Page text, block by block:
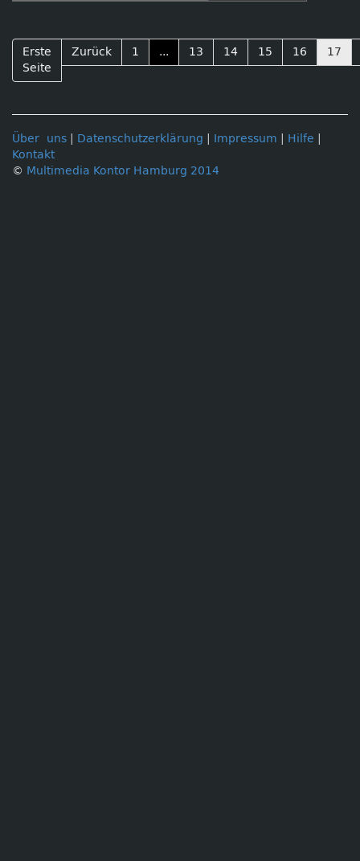
Erste
Seite
Zurück 1 ... 13 14 15 16 17
Über uns Datenschutzerklärung Impressum Hilfe
Kontakt
© Multimedia Kontor Hamburg 2014